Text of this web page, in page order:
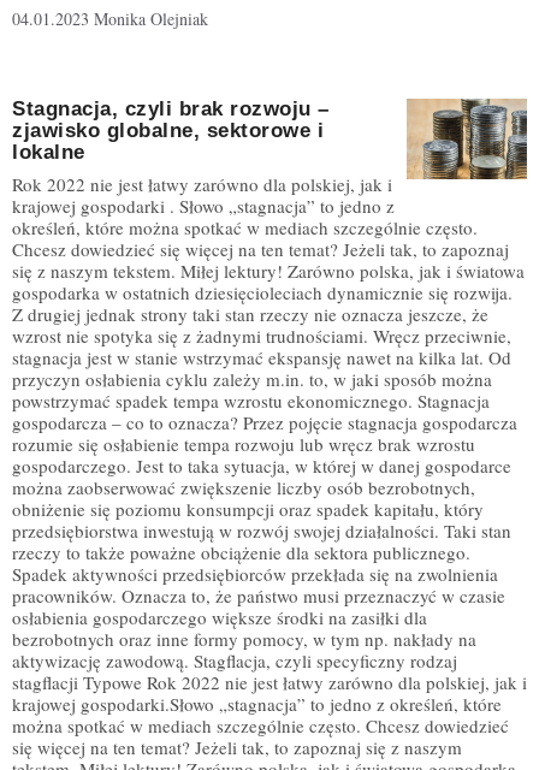
04.01.2023 Monika Olejniak
Stagnacja, czyli brak rozwoju –
zjawisko globalne, sektorowe i
lokalne
Rok 2022 nie jest łatwy zarówno dla polskiej, jak i
krajowej gospodarki . Słowo „stagnacja” to jedno z
określeń, które można spotkać w mediach szczególnie często.
Chcesz dowiedzieć się więcej na ten temat? Jeżeli tak, to zapoznaj
się z naszym tekstem. Miłej lektury! Zarówno polska, jak i światowa
gospodarka w ostatnich dziesięcioleciach dynamicznie się rozwija.
Z drugiej jednak strony taki stan rzeczy nie oznacza jeszcze, że
wzrost nie spotyka się z żadnymi trudnościami. Wręcz przeciwnie,
stagnacja jest w stanie wstrzymać ekspansję nawet na kilka lat. Od
przyczyn osłabienia cyklu zależy m.in. to, w jaki sposób można
powstrzymać spadek tempa wzrostu ekonomicznego. Stagnacja
gospodarcza – co to oznacza? Przez pojęcie stagnacja gospodarcza
rozumie się osłabienie tempa rozwoju lub wręcz brak wzrostu
gospodarczego. Jest to taka sytuacja, w której w danej gospodarce
można zaobserwować zwiększenie liczby osób bezrobotnych,
obniżenie się poziomu konsumpcji oraz spadek kapitału, który
przedsiębiorstwa inwestują w rozwój swojej działalności. Taki stan
rzeczy to także poważne obciążenie dla sektora publicznego.
Spadek aktywności przedsiębiorców przekłada się na zwolnienia
pracowników. Oznacza to, że państwo musi przeznaczyć w czasie
osłabienia gospodarczego większe środki na zasiłki dla
bezrobotnych oraz inne formy pomocy, w tym np. nakłady na
aktywizację zawodową. Stagflacja, czyli specyficzny rodzaj
stagflacji Typowe Rok 2022 nie jest łatwy zarówno dla polskiej, jak i
krajowej gospodarki.Słowo „stagnacja” to jedno z określeń, które
można spotkać w mediach szczególnie często. Chcesz dowiedzieć
się więcej na ten temat? Jeżeli tak, to zapoznaj się z naszym